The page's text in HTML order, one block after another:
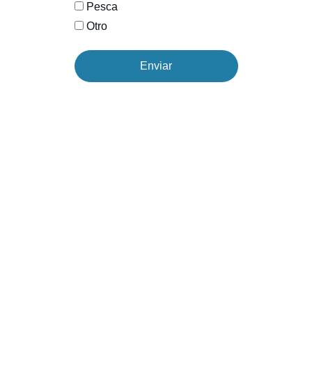
Pesca
Otro
Enviar